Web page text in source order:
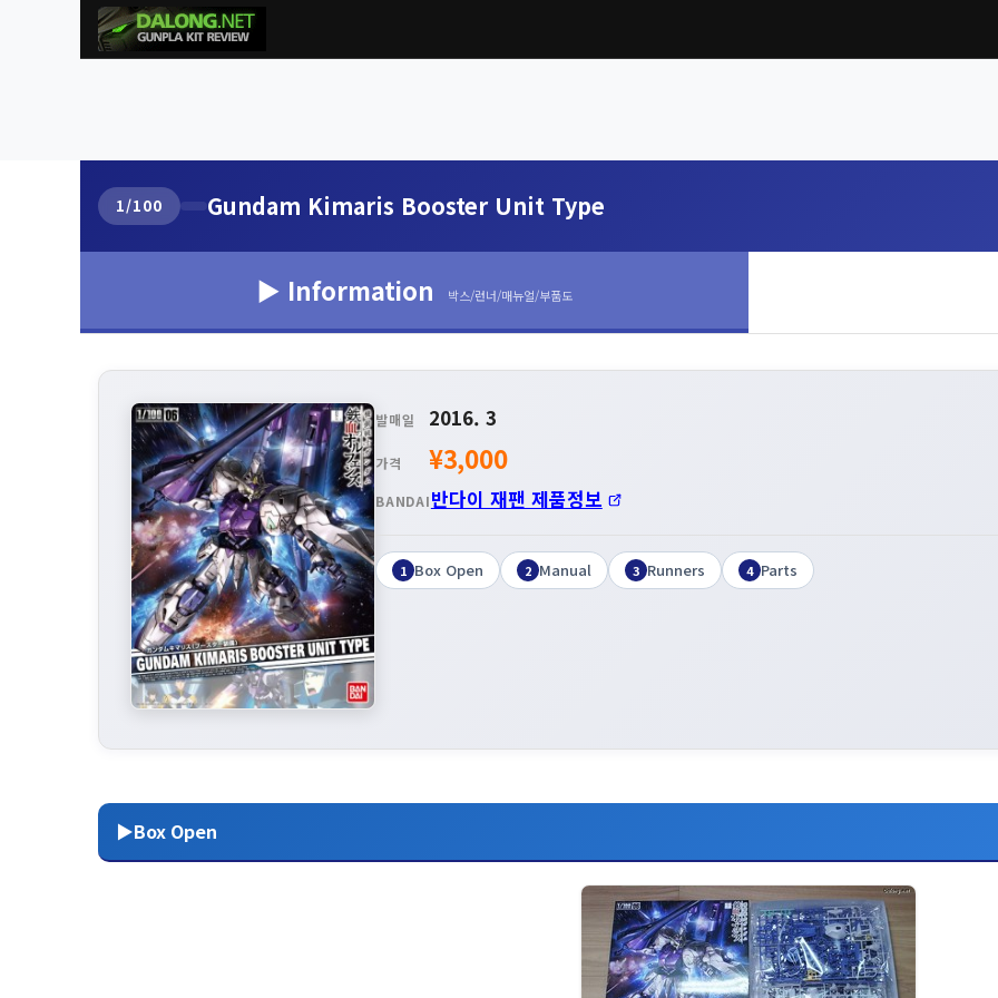
1/100 Gundam Kimaris Booster Unit Type
▶ Information 박스/런너/매뉴얼/부품도
발매일 2016. 3
가격 ¥3,000
BANDAI반다이 재팬 제품정보
1 Box Open 2 Manual 3 Runners 4 Parts
▶Box Open